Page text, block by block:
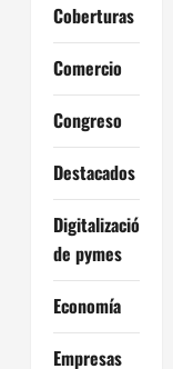
Coberturas
Comercio
Congreso
Destacados
Digitalización
de pymes
Economía
Empresas